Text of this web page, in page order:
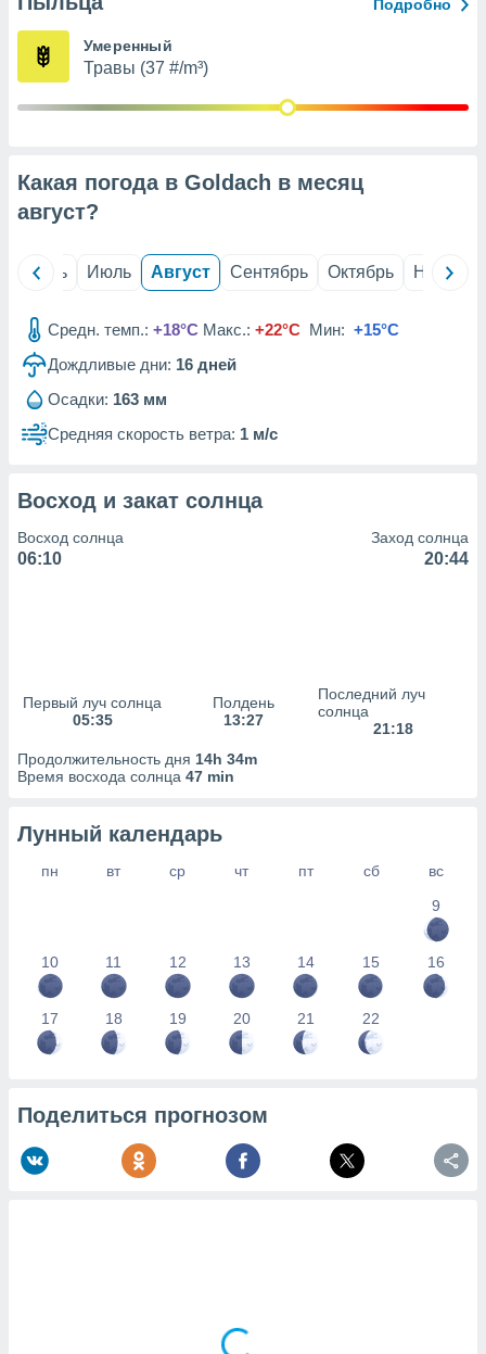
из
рекламы
сведения
Подробно
Умеренный
Травы (37 #/m³)
Какая погода в Goldach в месяц
август?
Июнь Июль Август Сентябрь Октябрь Ноябрь
Средн. темп.: +18°C Макс.: +22°C Мин: +15°C
Дождливые дни: 16 дней
Осадки: 163 мм
Средняя скорость ветра: 1 м/с
Восход и закат солнца
Восход солнца
06:10
Заход солнца
20:44
Первый луч солнца
05:35
Полдень
13:27
Последний луч
солнца
21:18
Продолжительность дня 14h 34m
Время восхода солнца 47 min
Лунный календарь
пн вт ср чт пт сб
вс
9
10 11 12 13 14 15 16
17 18 19 20 21 22
Поделиться прогнозом